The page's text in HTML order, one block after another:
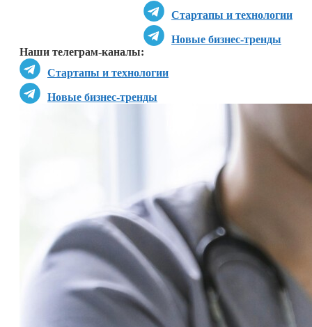
Стартапы и технологии
Новые бизнес-тренды
Наши телеграм-каналы:
Стартапы и технологии
Новые бизнес-тренды